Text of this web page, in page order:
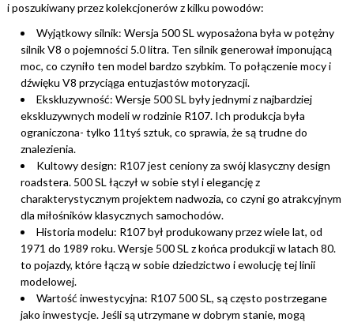
i poszukiwany przez kolekcjonerów z kilku powodów:
Wyjątkowy silnik: Wersja 500 SL wyposażona była w potężny
silnik V8 o pojemności 5.0 litra. Ten silnik generował imponującą
moc, co czyniło ten model bardzo szybkim. To połączenie mocy i
dźwięku V8 przyciąga entuzjastów motoryzacji.
Ekskluzywność: Wersje 500 SL były jednymi z najbardziej
ekskluzywnych modeli w rodzinie R107. Ich produkcja była
ograniczona- tylko 11tyś sztuk, co sprawia, że są trudne do
znalezienia.
Kultowy design: R107 jest ceniony za swój klasyczny design
roadstera. 500 SL łączył w sobie styl i elegancję z
charakterystycznym projektem nadwozia, co czyni go atrakcyjnym
dla miłośników klasycznych samochodów.
Historia modelu: R107 był produkowany przez wiele lat, od
1971 do 1989 roku. Wersje 500 SL z końca produkcji w latach 80.
to pojazdy, które łączą w sobie dziedzictwo i ewolucję tej linii
modelowej.
Wartość inwestycyjna: R107 500 SL, są często postrzegane
jako inwestycje. Jeśli są utrzymane w dobrym stanie, mogą